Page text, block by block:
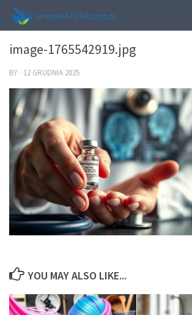
image-1765542919.jpg
BY · 12 GRUDNIA 2025
YOU MAY ALSO LIKE...